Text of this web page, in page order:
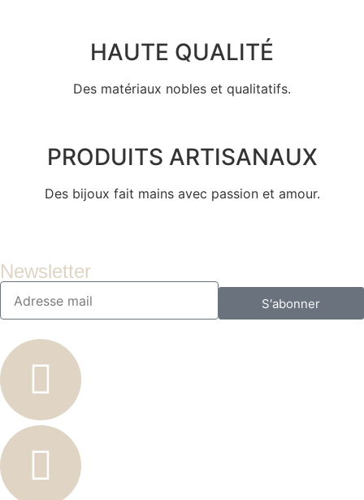
HAUTE QUALITÉ
Des matériaux nobles et qualitatifs.
PRODUITS ARTISANAUX
Des bijoux fait mains avec passion et amour.
Newsletter
S'abonner